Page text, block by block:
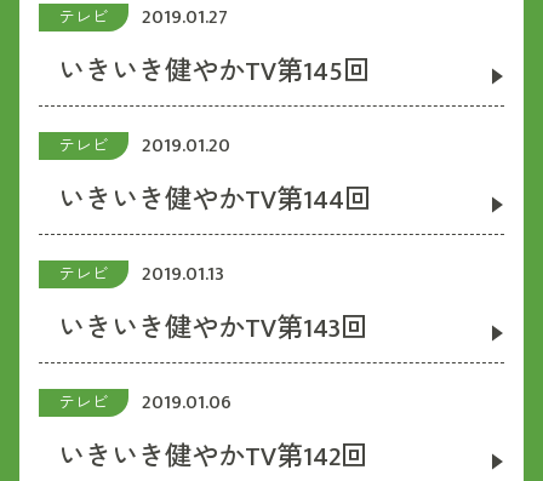
テレビ 2019.01.27
いきいき健やかTV第145回
テレビ 2019.01.20
いきいき健やかTV第144回
テレビ 2019.01.13
いきいき健やかTV第143回
テレビ 2019.01.06
いきいき健やかTV第142回